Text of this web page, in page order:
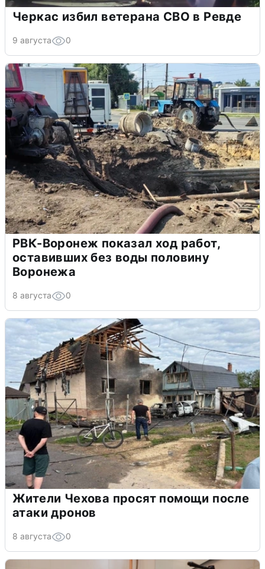
Черкас избил ветерана СВО в Ревде
9 августа 0
РВК-Воронеж показал ход работ,
оставивших без воды половину
Воронежа
8 августа 0
Жители Чехова просят помощи после
атаки дронов
8 августа 0